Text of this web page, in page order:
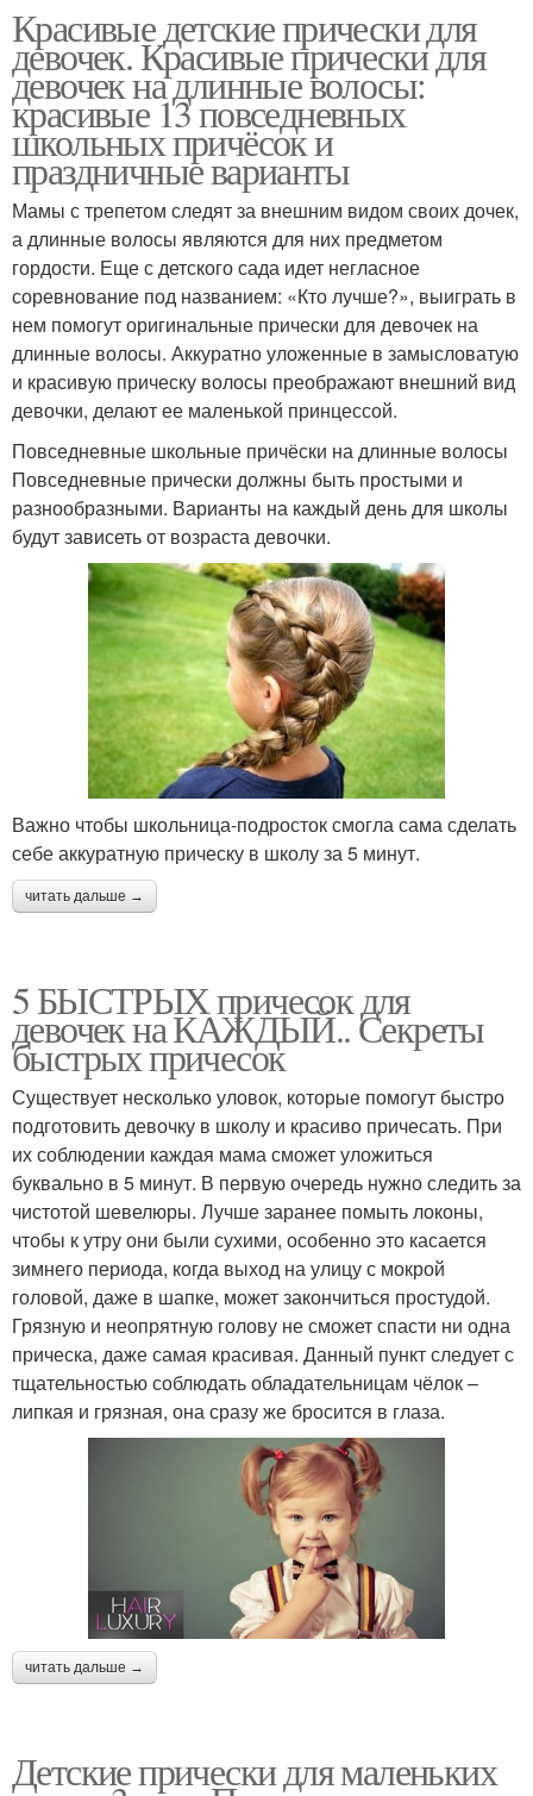
Красивые детские прически для
девочек. Красивые прически для
девочек на длинные волосы:
красивые 13 повседневных
школьных причёсок и
праздничные варианты
Мамы с трепетом следят за внешним видом своих дочек,
а длинные волосы являются для них предметом
гордости. Еще с детского сада идет негласное
соревнование под названием: «Кто лучше?», выиграть в
нем помогут оригинальные прически для девочек на
длинные волосы. Аккуратно уложенные в замысловатую
и красивую прическу волосы преображают внешний вид
девочки, делают ее маленькой принцессой.
Повседневные школьные причёски на длинные волосы
Повседневные прически должны быть простыми и
разнообразными. Варианты на каждый день для школы
будут зависеть от возраста девочки.
Важно чтобы школьница-подросток смогла сама сделать
себе аккуратную прическу в школу за 5 минут.
читать дальше →
5 БЫСТРЫХ причесок для
девочек на КАЖДЫЙ.. Секреты
быстрых причесок
Существует несколько уловок, которые помогут быстро
подготовить девочку в школу и красиво причесать. При
их соблюдении каждая мама сможет уложиться
буквально в 5 минут. В первую очередь нужно следить за
чистотой шевелюры. Лучше заранее помыть локоны,
чтобы к утру они были сухими, особенно это касается
зимнего периода, когда выход на улицу с мокрой
головой, даже в шапке, может закончиться простудой.
Грязную и неопрятную голову не сможет спасти ни одна
прическа, даже самая красивая. Данный пункт следует с
тщательностью соблюдать обладательницам чёлок –
липкая и грязная, она сразу же бросится в глаза.
читать дальше →
Детские прически для маленьких